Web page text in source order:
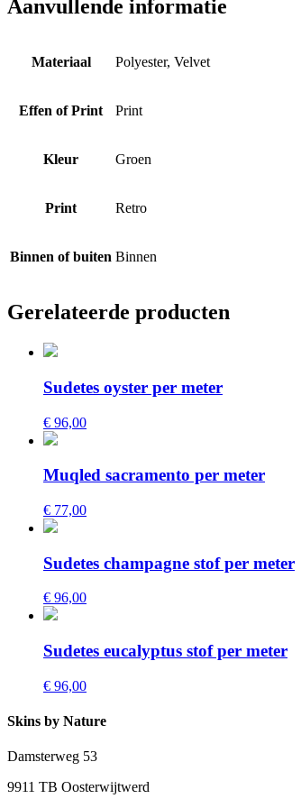
Aanvullende informatie
Materiaal Polyester, Velvet
Effen of Print Print
Kleur Groen
Print Retro
Binnen of buiten Binnen
Gerelateerde producten
Sudetes oyster per meter
€ 96,00
Muqled sacramento per meter
€ 77,00
Sudetes champagne stof per meter
€ 96,00
Sudetes eucalyptus stof per meter
€ 96,00
Skins by Nature
Damsterweg 53
9911 TB Oosterwijtwerd